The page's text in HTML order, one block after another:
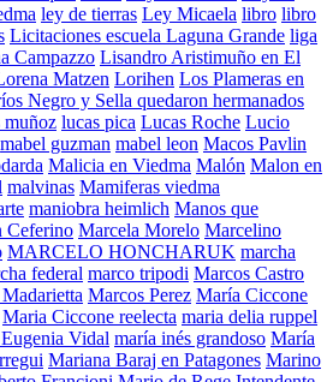
ley de tierras Ley Micaela libro libro
Licitaciones escuela Laguna Grande liga
Campazzo Lisandro Aristimuño en El
Matzen Lorihen Los Plameras en
Negro y Sella quedaron hermanados
muñoz lucas pica Lucas Roche Lucio
mabel guzman mabel leon Macos Pavlin
Malicia en Viedma Malón Malon en
malvinas Mamiferas viedma
maniobra heimlich Manos que
Ceferino Marcela Morelo Marcelino
MARCELO HONCHARUK marcha
federal marco tripodi Marcos Castro
Marcos Perez María Ciccone
Maria Ciccone reelecta maria delia ruppel
Vidal maría inés grandoso María
Mariana Baraj en Patagones Marino